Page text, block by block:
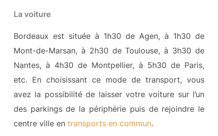
La voiture
Bordeaux est située à 1h30 de Agen, à 1h30 de
Mont-de-Marsan, à 2h30 de Toulouse, à 3h30 de
Nantes, à 4h30 de Montpellier, à 5h30 de Paris,
etc. En choisissant ce mode de transport, vous
avez la possibilité de laisser votre voiture sur l’un
des parkings de la périphérie puis de rejoindre le
centre ville en transports en commun.